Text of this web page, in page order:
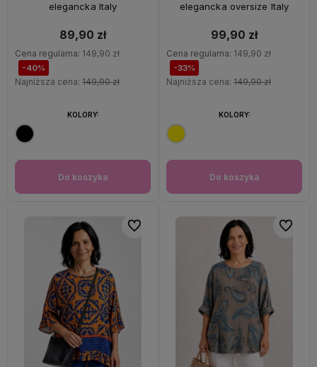
elegancka Italy
89,90 zł
Cena regularna: 149,90 zł
-40%
Najniższa cena: 149,90 zł
Do koszyka
KOLORY:
elegancka oversize Italy
99,90 zł
Cena regularna: 149,90 zł
-33%
Najniższa cena: 149,90 zł
Do koszyka
KOLORY:
Do ulubionych Do